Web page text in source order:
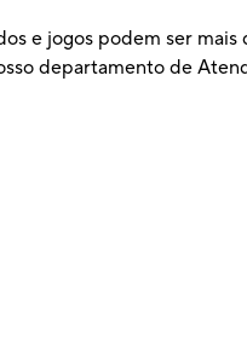
e jogos podem ser
departamento de